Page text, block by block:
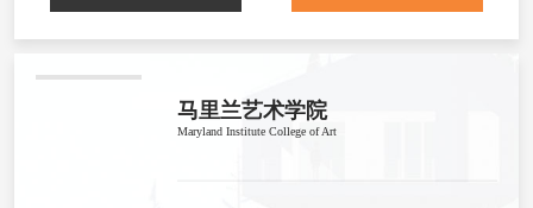
马里兰艺术学院
Maryland Institute College of Art